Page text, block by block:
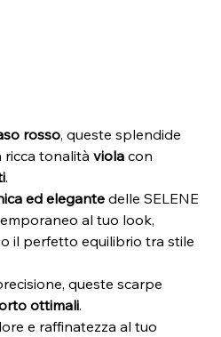
rosso, queste splendide
ricca tonalitàviola con
.
ed elegante delle SELENE
al tuo look,
il perfetto equilibrio tra stile
queste scarpe
ottimali.
e raffinatezza al tuo